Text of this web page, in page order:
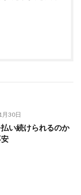
30日
い続けられるのか